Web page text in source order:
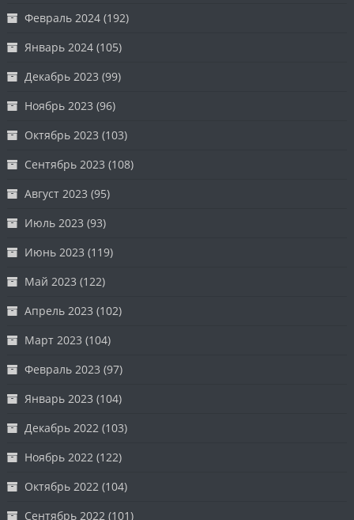
Февраль 2024 (192)
Январь 2024 (105)
Декабрь 2023 (99)
Ноябрь 2023 (96)
Октябрь 2023 (103)
Сентябрь 2023 (108)
Август 2023 (95)
Июль 2023 (93)
Июнь 2023 (119)
Май 2023 (122)
Апрель 2023 (102)
Март 2023 (104)
Февраль 2023 (97)
Январь 2023 (104)
Декабрь 2022 (103)
Ноябрь 2022 (122)
Октябрь 2022 (104)
Сентябрь 2022 (101)